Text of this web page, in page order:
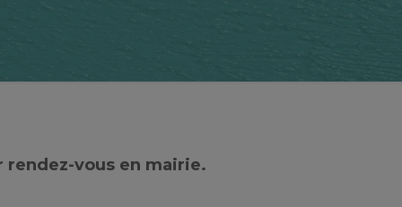
rendez-vous en mairie.